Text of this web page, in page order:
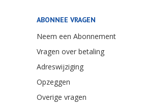
ABONNEE VRAGEN
Neem een Abonnement
Vragen over betaling
Adreswijziging
Opzeggen
Overige vragen